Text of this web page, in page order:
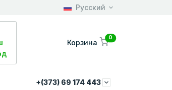
Русский
Корзина
0
+(373) 69 174 443